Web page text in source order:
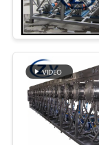
POLICY